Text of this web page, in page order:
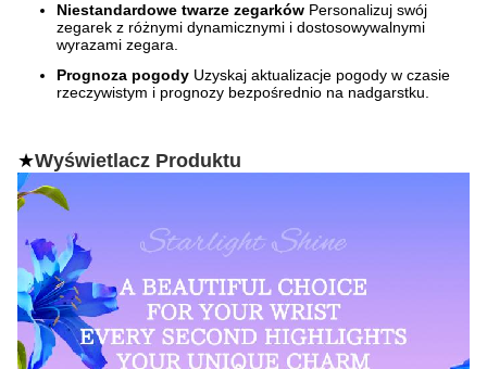
Niestandardowe twarze zegarków Personalizuj swój
zegarek z różnymi dynamicznymi i dostosowywalnymi
wyrazami zegara.
Prognoza pogody ️ Uzyskaj aktualizacje pogody w czasie
rzeczywistym i prognozy bezpośrednio na nadgarstku.
★Wyświetlacz Produktu